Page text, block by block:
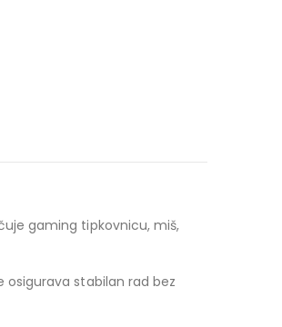
gaming tipkovnicu, miš,
osigurava stabilan rad bez